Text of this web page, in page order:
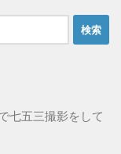
七五三撮影をして